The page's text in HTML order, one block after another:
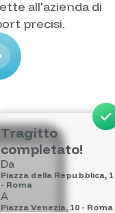
all'azienda di
precisi.
Tragitto
completato!
Da
Piazza della Repubblica, 1
- Roma
A
Piazza Venezia, 10 - Roma